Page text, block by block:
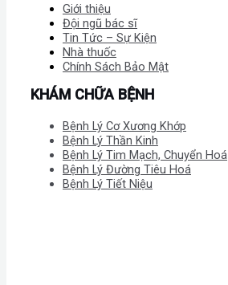
Giới thiệu
Đội ngũ bác sĩ
Tin Tức – Sự Kiện
Nhà thuốc
Chính Sách Bảo Mật
KHÁM CHỮA BỆNH
Bệnh Lý Cơ Xương Khớp
Bệnh Lý Thần Kinh
Bệnh Lý Tim Mạch, Chuyển Hoá
Bệnh Lý Đường Tiêu Hoá
Bệnh Lý Tiết Niệu